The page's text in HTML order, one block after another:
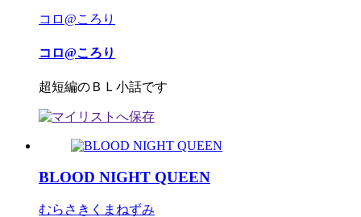
コロ@ころり
コロ@ころり
超短編のＢＬ小話です
BLOOD NIGHT QUEEN
むらさきくまねずみ